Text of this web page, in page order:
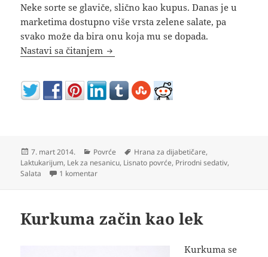
Neke sorte se glaviče, slično kao kupus. Danas je u
marketima dostupno više vrsta zelene salate, pa
svako može da bira onu koja mu se dopada.
Nastavi sa čitanjem Zelena salata leči nesanicu
Objavljeno
7. mart 2014. Kategorije
Povrće Oznake
Hrana za dijabetičare,
Laktukarijum, Lek za nesanicu, Lisnato povrće, Prirodni sedativ,
Salata
1 komentarna Zelena salata leči nesanicu
Kurkuma začin kao lek
Kurkuma se